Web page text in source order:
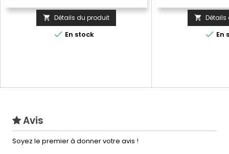
 Détails du produit
 En stock
 Détails
 En
Avis
Soyez le premier à donner votre avis !